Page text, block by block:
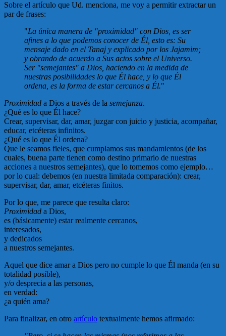
Sobre el artículo que Ud. menciona, me voy a permitir extractar un
par de frases:
"La única manera de "proximidad" con Dios, es ser
afines a lo que podemos conocer de Él, esto es: Su
mensaje dado en el Tanaj y explicado por los Jajamim;
y obrando de acuerdo a Sus actos sobre el Universo.
Ser "semejantes" a Dios, haciendo en la medida de
nuestras posibilidades lo que Él hace, y lo que Él
ordena, es la forma de estar cercanos a Él."
Proximidad a Dios a través de la semejanza.
¿Qué es lo que Él hace?
Crear, supervisar, dar, amar, juzgar con juicio y justicia, acompañar,
educar, etcéteras infinitos.
¿Qué es lo que Él ordena?
Que le seamos fieles, que cumplamos sus mandamientos (de los
cuales, buena parte tienen como destino primario de nuestras
acciones a nuestros semejantes), que lo tomemos como ejemplo…
por lo cual: debemos (en nuestra limitada comparación): crear,
supervisar, dar, amar, etcéteras finitos.
Por lo que, me parece que resulta claro:
Proximidad a Dios,
es (básicamente) estar realmente cercanos,
interesados,
y dedicados
a nuestros semejantes.
Aquel que dice amar a Dios pero no cumple lo que Él manda (en su
totalidad posible),
y/o desprecia a las personas,
en verdad:
¿a quién ama?
Para finalizar, en otro artículo textualmente hemos afirmado: